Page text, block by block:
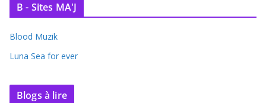
B - Sites MA'J
Blood Muzik
Luna Sea for ever
Blogs à lire